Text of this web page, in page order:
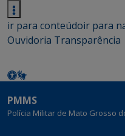
ir para conteúdoir para
Ouvidoria Transparência
PMMS
Polícia Militar de Mato Grosso